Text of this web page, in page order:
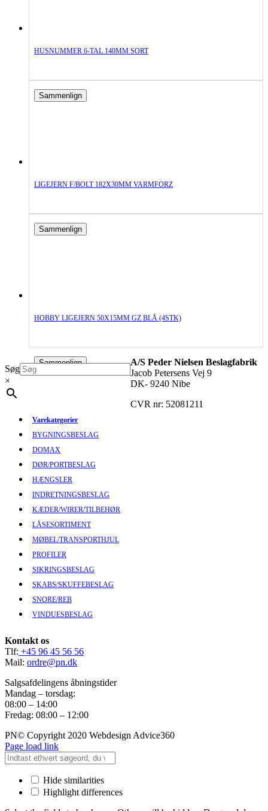
HUSNUMMER 6-TAL 140MM SORT
Sammenlign
LIGEJERN F/BOLT 182X30MM VARMFORZ
Sammenlign
HOBBY LIGEJERN 50X15MM GZ BLÅ (4STK)
Sammenlign
Søg
×
Varekategorier
BYGNINGSBESLAG
DOMAX
DØR/PORTBESLAG
HÆNGSLER
INDRETNINGSBESLAG
KÆDER/WIRER/TILBEHØR
LÅSESORTIMENT
MØBEL/TRANSPORTHJUL
PROFILER
SIKRINGSBESLAG
SKABS/SKUFFEBESLAG
SNORE/REB
VINDUESBESLAG
A/S Peder Nielsen Beslagfabrik
Jacob Petersens Vej 9
DK- 9240 Nibe
CVR nr: 52081211
Kontakt os
Tlf: +45 96 45 56 56
Mail: ordre@pn.dk
Salgsafdelingens åbningstider
Mandag – torsdag:
08:00 – 14:00
Fredag: 08:00 – 12:00
PN© Copyright 2020 Webdesign Advice360
Page load link
Hide similarities
Highlight differences